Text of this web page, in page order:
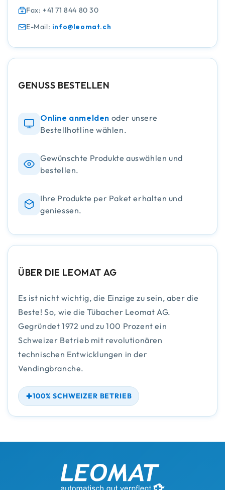
Fax: +41 71 844 80 30
E-Mail: info@leomat.ch
GENUSS BESTELLEN
Online anmelden oder unsere
Bestellhotline wählen.
Gewünschte Produkte auswählen und
bestellen.
Ihre Produkte per Paket erhalten und
geniessen.
ÜBER DIE LEOMAT AG
Es ist nicht wichtig, die Einzige zu sein, aber die
Beste! So, wie die Tübacher Leomat AG.
Gegründet 1972 und zu 100 Prozent ein
Schweizer Betrieb mit revolutionären
technischen Entwicklungen in der
Vendingbranche.
100% SCHWEIZER BETRIEB